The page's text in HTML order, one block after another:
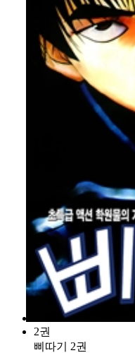
2권
삐따기 2권